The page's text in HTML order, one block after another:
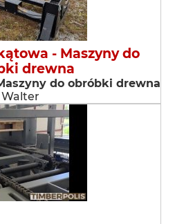
- Maszyny do
drewna
do obróbki drewna
Walter